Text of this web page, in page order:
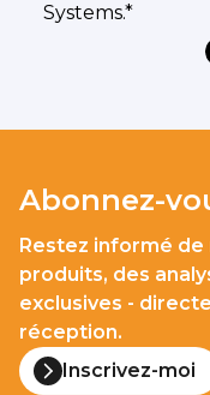
Systems.*
Abonnez-
Restez informé de
produits, des
exclusives -
réception.
Inscrivez-moi